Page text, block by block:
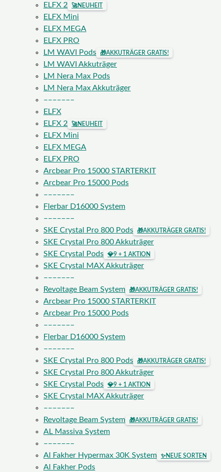
ELFX 2
🚀NEUHEIT
ELFX Mini
ELFX MEGA
ELFX PRO
LM WAVI Pods
🎁AKKUTRÄGER GRATIS!
LM WAVI Akkuträger
LM Nera Max Pods
LM Nera Max Akkuträger
–––––––
ELFX
ELFX 2
🚀NEUHEIT
ELFX Mini
ELFX MEGA
ELFX PRO
Arcbear Pro 15000 STARTERKIT
Arcbear Pro 15000 Pods
–––––––
Flerbar D16000 System
–––––––
SKE Crystal Pro 800 Pods
🎁AKKUTRÄGER GRATIS!
SKE Crystal Pro 800 Akkuträger
SKE Crystal Pods
💎9 + 1 AKTION
SKE Crystal MAX Akkuträger
–––––––
Revoltage Beam System
🎁AKKUTRÄGER GRATIS!
Arcbear Pro 15000 STARTERKIT
Arcbear Pro 15000 Pods
–––––––
Flerbar D16000 System
–––––––
SKE Crystal Pro 800 Pods
🎁AKKUTRÄGER GRATIS!
SKE Crystal Pro 800 Akkuträger
SKE Crystal Pods
💎9 + 1 AKTION
SKE Crystal MAX Akkuträger
–––––––
Revoltage Beam System
🎁AKKUTRÄGER GRATIS!
AL Massiva System
–––––––
Al Fakher Hypermax 30K System
✨NEUE SORTEN
Al Fakher Pods